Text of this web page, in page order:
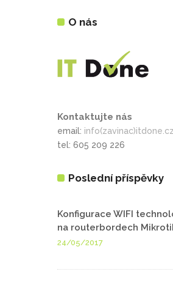
O nás
Kontaktujte nás
email: info(zavinac)itdone.cz
tel: 605 209 226
Poslední příspěvky
Konfigurace WIFI
na routerbordech
24/05/2017